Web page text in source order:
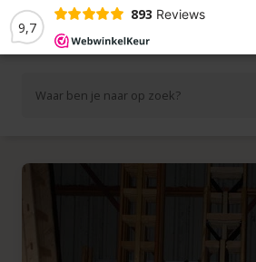
9,7
893 Reviews